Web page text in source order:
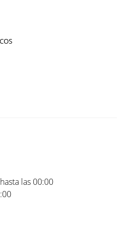
las 00:00